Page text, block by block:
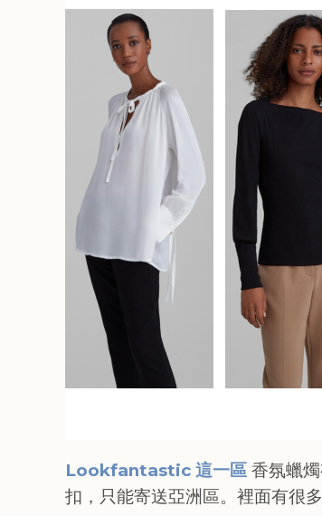
Lookfantastic 這一區 香氛蠟
扣，只能寄送亞洲區。裡面有很